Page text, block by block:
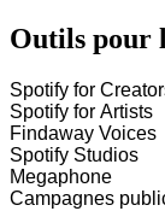
Outils pour
Spotify for
Spotify for Artists
Findaway Voices
Spotify Studios
Megaphone
Campagnes